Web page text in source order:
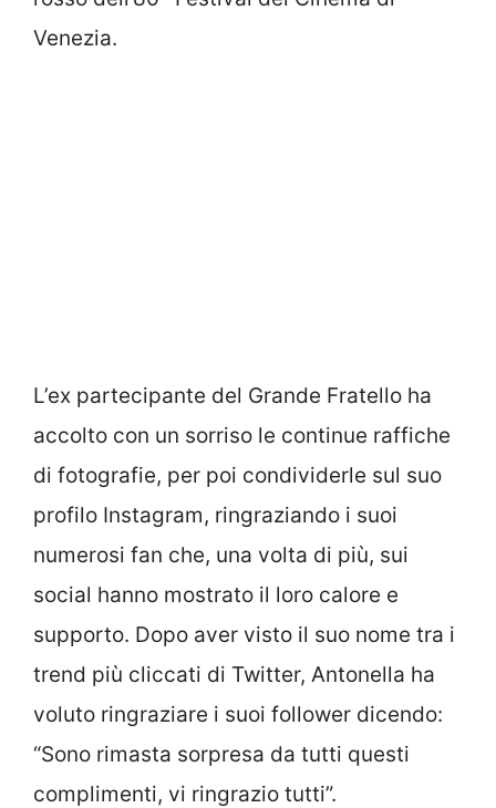
Venezia.
L’ex partecipante del Grande Fratello ha
accolto con un sorriso le continue raffiche
di fotografie, per poi condividerle sul suo
profilo Instagram, ringraziando i suoi
numerosi fan che, una volta di più, sui
social hanno mostrato il loro calore e
supporto. Dopo aver visto il suo nome tra i
trend più cliccati di Twitter, Antonella ha
voluto ringraziare i suoi follower dicendo:
“Sono rimasta sorpresa da tutti questi
complimenti, vi ringrazio tutti”.